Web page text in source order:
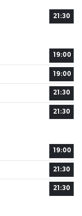
21:30
19:00
19:00
21:30
21:30
19:00
21:30
21:30